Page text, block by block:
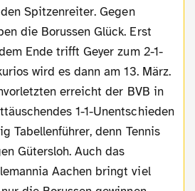
Spitzenreiter. Gegen
die Borussen Glück. Erst
Ende trifft Geyer zum 2-1-
wird es dann am 13. März.
erreicht der BVB in
1-1-Unentschieden
Tabellenführer, denn Tennis
Gütersloh. Auch das
Aachen bringt viel